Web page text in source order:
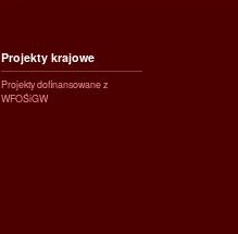
Projekty krajowe
Projekty dofinansowane z
WFOŚiGW